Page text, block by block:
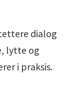
dialog
lytte og
i praksis.